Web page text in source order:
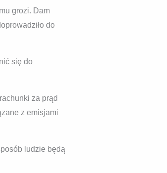
grozi. Dam
do
się do
za prąd
z emisjami
ludzie będą